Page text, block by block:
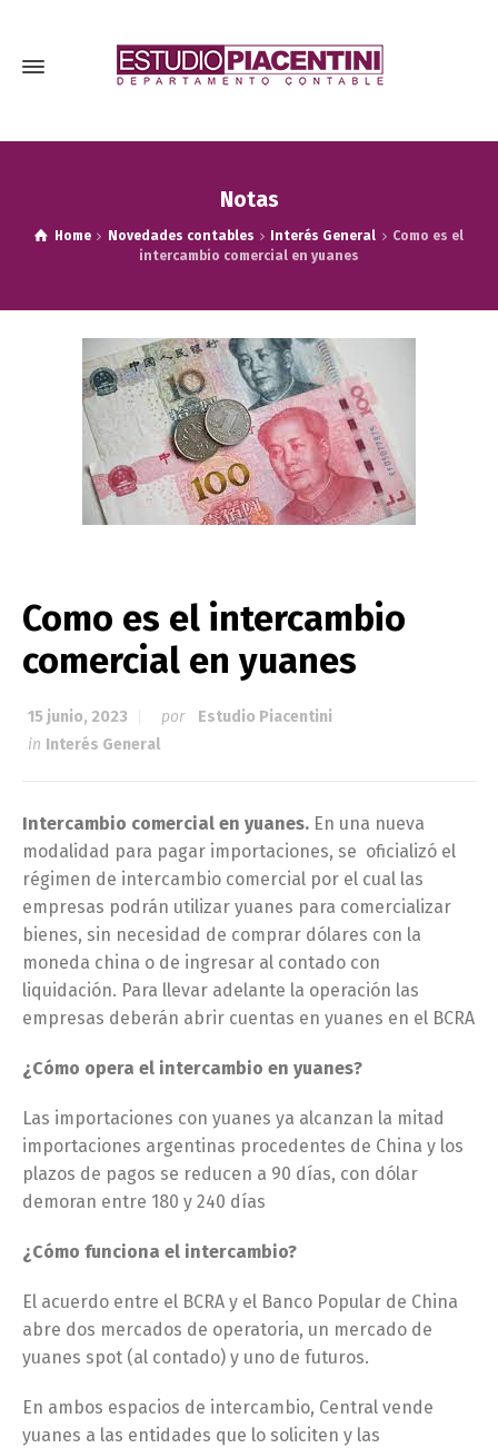
Notas
Home Novedades contables Interés General
Como es el
intercambio comercial en yuanes
Como es el intercambio
comercial en yuanes
15 junio, 2023 por
Estudio Piacentini
in Interés General
Intercambio comercial en yuanes. En una nueva
modalidad para pagar importaciones, se oficializó el
régimen de intercambio comercial por el cual las
empresas podrán utilizar yuanes para comercializar
bienes, sin necesidad de comprar dólares con la
moneda china o de ingresar al contado con
liquidación. Para llevar adelante la operación las
empresas deberán abrir cuentas en yuanes en el BCRA
¿Cómo opera el intercambio en yuanes?
Las importaciones con yuanes ya alcanzan la mitad
importaciones argentinas procedentes de China y los
plazos de pagos se reducen a 90 días, con dólar
demoran entre 180 y 240 días
¿Cómo funciona el intercambio?
El acuerdo entre el BCRA y el Banco Popular de China
abre dos mercados de operatoria, un mercado de
yuanes spot (al contado) y uno de futuros.
En ambos espacios de intercambio, Central vende
yuanes a las entidades que lo soliciten y las